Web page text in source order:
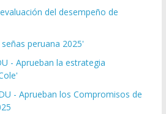
del desempeño de
peruana 2025'
- Aprueban la estrategia
- Aprueban los Compromisos de